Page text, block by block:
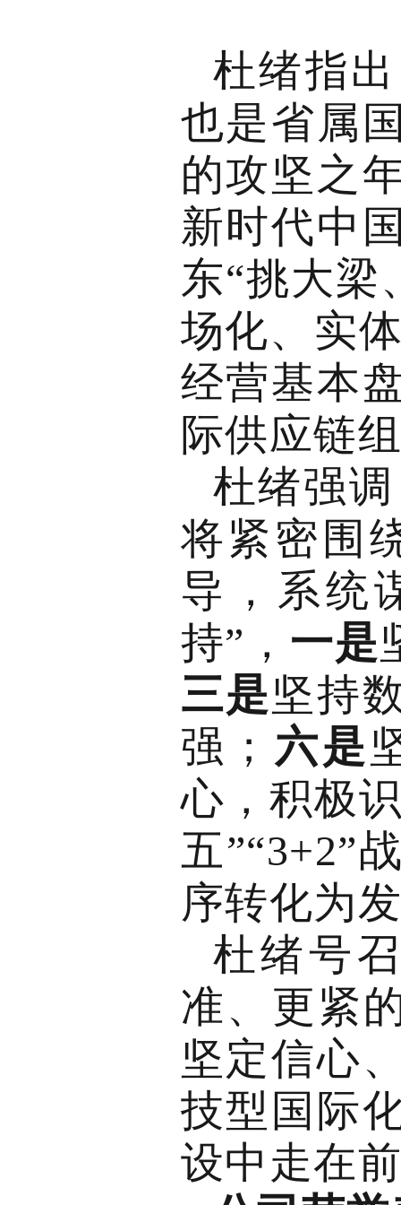
杜绪指
也是省属
的攻坚之
新时代中
东“挑大梁
场化、实
经营基本
际供应链
杜绪强
将紧密围
导，系统
持”， 一是
三是坚持
强； 六是
心，积极
五”“3+2”
序转化为
杜绪号
准、更紧
坚定信心
技型国际
设中走在